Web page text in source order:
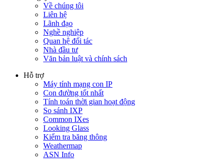
Về chúng tôi
Liên hệ
Lãnh đạo
Nghề nghiệp
Quan hệ đối tác
Nhà đầu tư
Văn bản luật và chính sách
Hỗ trợ
Máy tính mạng con IP
Con đường tốt nhất
Tính toán thời gian hoạt động
So sánh IXP
Common IXes
Looking Glass
Kiểm tra băng thông
Weathermap
ASN Info